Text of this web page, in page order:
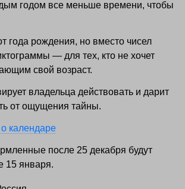
годом все меньше времени, чтобы
года рождения, но вместо чисел
— для тех, кто не хочет
свой возраст.
владельца действовать и дарит
от ощущения тайны.
календаре
после 25 декабря будут
15 января.